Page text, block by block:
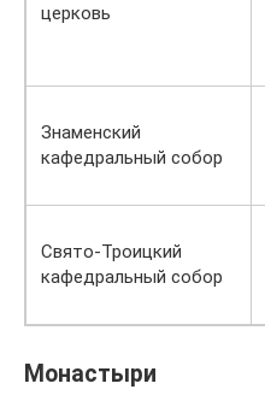
церковь
Знаменский
кафедральный собор
Свято-Троицкий
кафедральный собор
Монастыри